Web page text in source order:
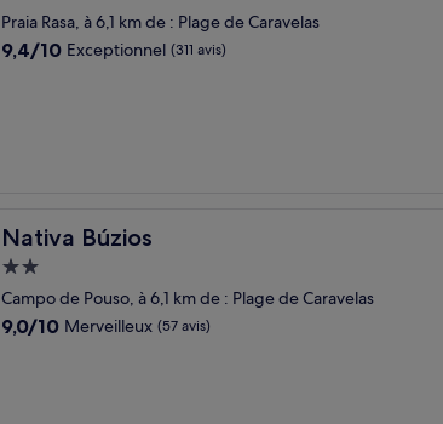
3.5 étoiles
Praia Rasa, à 6,1 km de : Plage de Caravelas
9.4
9,4/10 Exceptionnel (311 avis)
Nativa Búzios
Nativa Búzios
Hébergement
2.0 étoiles
Campo de Pouso, à 6,1 km de : Plage de Caravelas
9.0
9,0/10 Merveilleux (57 avis)